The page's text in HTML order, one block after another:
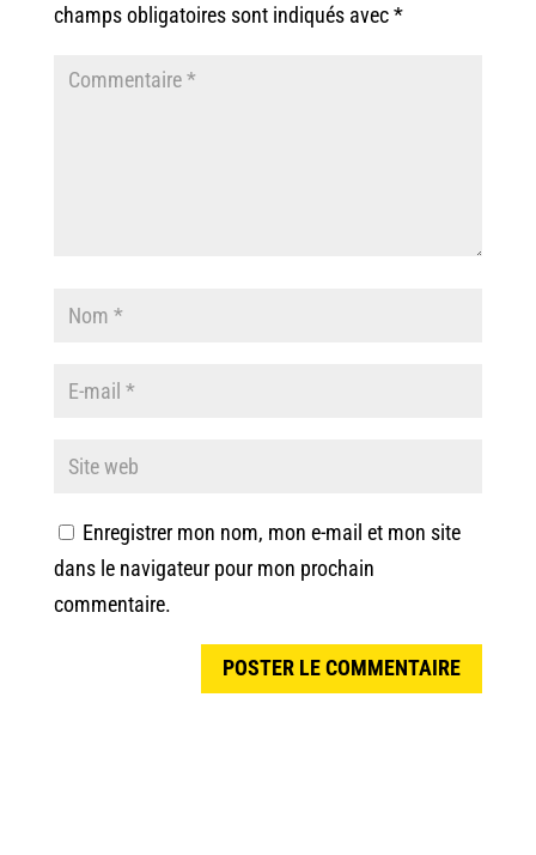
champs obligatoires sont indiqués avec*
Enregistrer mon nom, mon e-mail et mon site
dans le navigateur pour mon prochain
commentaire.